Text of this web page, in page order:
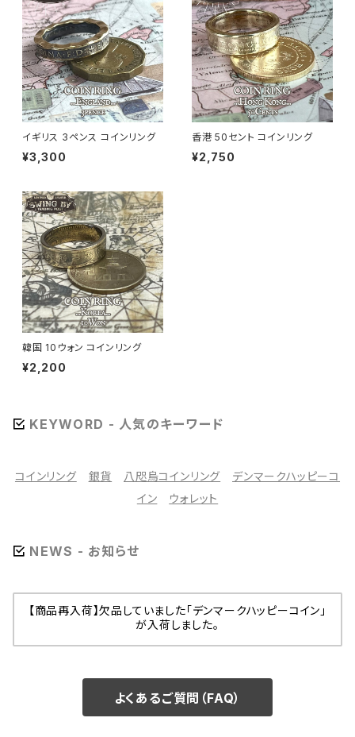
イギリス 3ペンス コインリング
¥3,300
香港 50セント コインリング
¥2,750
韓国 10ウォン コインリング
¥2,200
KEYWORD - 人気のキーワード
コインリング 銀貨 八咫烏コインリング
デンマークハッピーコ
イン
ウォレット
NEWS - お知らせ
【商品再入荷】欠品していました「デンマークハッピーコイン」
が入荷しました。
よくあるご質問（FAQ）